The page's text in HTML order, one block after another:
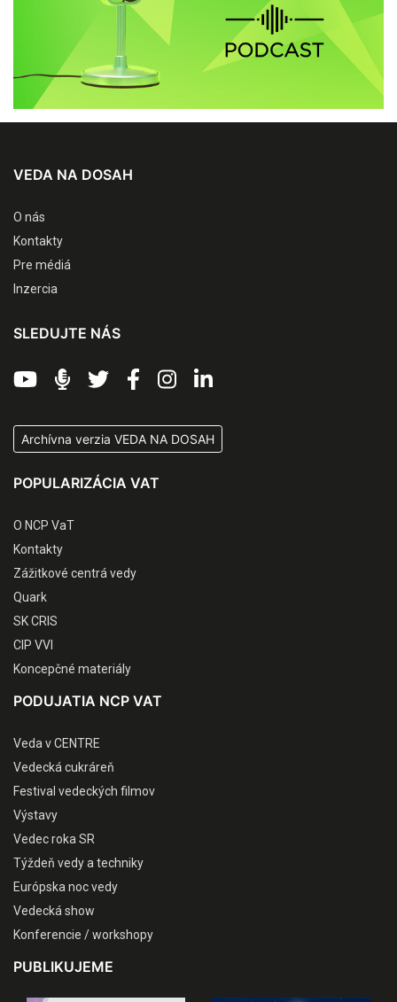
VEDA NA DOSAH
O nás
Kontakty
Pre médiá
Inzercia
SLEDUJTE NÁS
Archívna verzia VEDA NA DOSAH
POPULARIZÁCIA VAT
O NCP VaT
Kontakty
Zážitkové centrá vedy
Quark
SK CRIS
CIP VVI
Koncepčné materiály
PODUJATIA NCP VAT
Veda v CENTRE
Vedecká cukráreň
Festival vedeckých filmov
Výstavy
Vedec roka SR
Týždeň vedy a techniky
Európska noc vedy
Vedecká show
Konferencie / workshopy
PUBLIKUJEME